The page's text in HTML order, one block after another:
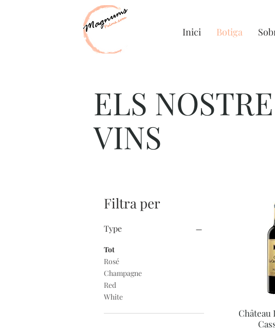
Inici Botiga
Filtra per
Type
Tot
Rosé
Champagne
Red
White
Château
ELS
VINS